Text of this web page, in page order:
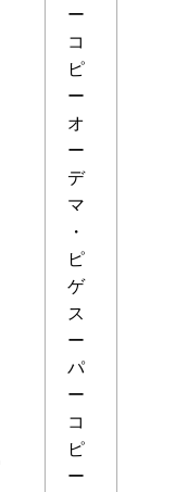
ー
コ
ピ
ー
オ
ー
デ
マ
・
ピ
ゲ
ス
ー
パ
ー
コ
ピ
ー